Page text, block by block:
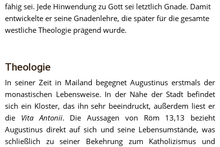
fähig sei. Jede Hinwendung zu Gott sei letztlich Gnade. Damit
entwickelte er seine Gnadenlehre, die später für die gesamte
westliche Theologie prägend wurde.
Theologie
In seiner Zeit in Mailand begegnet Augustinus erstmals der
monastischen Lebensweise. In der Nähe der Stadt befindet
sich ein Kloster, das ihn sehr beeindruckt, außerdem liest er
die Vita Antonii. Die Aussagen von Röm 13,13 bezieht
Augustinus direkt auf sich und seine Lebensumstände, was
schließlich zu seiner Bekehrung zum Katholizismus und